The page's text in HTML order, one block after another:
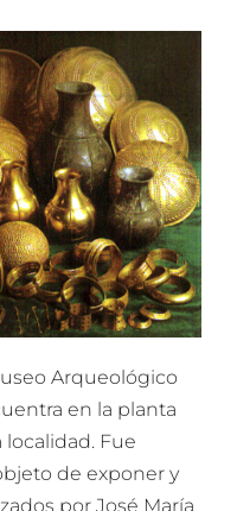
Arqueológico
en la planta
Fue
de exponer y
por José María